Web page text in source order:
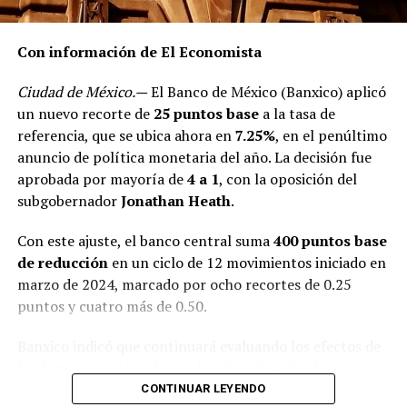
gran medida transitoria.
DESPUÉS
Aguacate se vende hasta en 80 pesos el kilo
ANTES
Caería hasta 15% PIB turístico en 2021
Con información de El Economista
Ciudad de México.—El Banco de México (Banxico) aplicó
un nuevo recorte de 25 puntos basea la tasa de
referencia, que se ubica ahora en7.25%, en el penúltimo
anuncio de política monetaria del año. La decisión fue
aprobada por mayoría de4 a 1, con la oposición del
subgobernadorJonathan Heath.
Con este ajuste, el banco central suma400 puntos base
de reducciónen un ciclo de 12 movimientos iniciado en
marzo de 2024, marcado por ocho recortes de 0.25
puntos y cuatro más de 0.50.
mantener la tasa en niveles que permitan la
CONTINUAR LEYENDO